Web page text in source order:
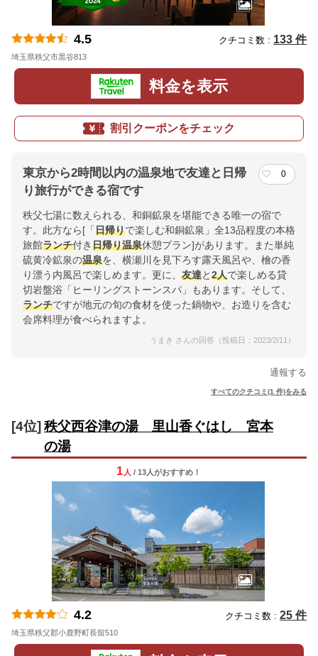
4.5 クチコミ数 : 133 件
埼玉県秩父市黒谷813
料金を表示
割引クーポンをチェック
東京から2時間以内の温泉地で友達と日帰
り旅行ができる宿です
0
秩父七湯に数えられる、和銅鉱泉を堪能できる唯一の宿で
す。此方なら[「 日帰りで楽しむ和銅鉱泉」全13品程度の本格
旅館ランチ付き日帰り温泉休憩プラン]があります。また単純
硫黄冷鉱泉の温泉を、横瀬川を見下ろす露天風呂や、檜の香
り漂う内風呂で楽しめます。更に、 友達と2人で楽しめる貸
切岩盤浴「ヒーリングストーンスパ」もあります。そして、
ランチですが地元の旬の食材を使った鍋物や、お造りを含む
会席料理が食べられますよ。
うまき さんの回答（投稿日：2023/2/11）
通報する
すべてのクチコミ(1 件)をみる
[4位] 秩父西谷津の湯 里山香ぐはし 宮本
の湯
1 人 / 13人がおすすめ！
4.2 クチコミ数 : 25 件
埼玉県秩父郡小鹿野町長留510